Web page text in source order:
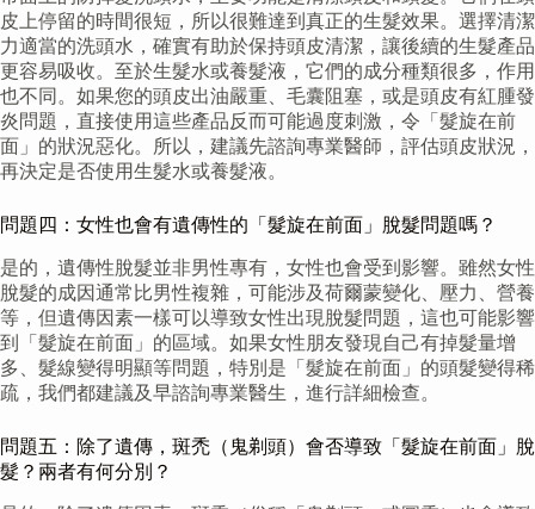
皮上停留的時間很短，所以很難達到真正的生髮效果。選擇清潔
力適當的洗頭水，確實有助於保持頭皮清潔，讓後續的生髮產品
更容易吸收。至於生髮水或養髮液，它們的成分種類很多，作用
也不同。如果您的頭皮出油嚴重、毛囊阻塞，或是頭皮有紅腫發
炎問題，直接使用這些產品反而可能過度刺激，令「髮旋在前
面」的狀況惡化。所以，建議先諮詢專業醫師，評估頭皮狀況，
再決定是否使用生髮水或養髮液。
問題四：女性也會有遺傳性的「髮旋在前面」脫髮問題嗎？
是的，遺傳性脫髮並非男性專有，女性也會受到影響。雖然女性
脫髮的成因通常比男性複雜，可能涉及荷爾蒙變化、壓力、營養
等，但遺傳因素一樣可以導致女性出現脫髮問題，這也可能影響
到「髮旋在前面」的區域。如果女性朋友發現自己有掉髮量增
多、髮線變得明顯等問題，特別是「髮旋在前面」的頭髮變得稀
疏，我們都建議及早諮詢專業醫生，進行詳細檢查。
問題五：除了遺傳，斑禿（鬼剃頭）會否導致「髮旋在前面」脫
髮？兩者有何分別？